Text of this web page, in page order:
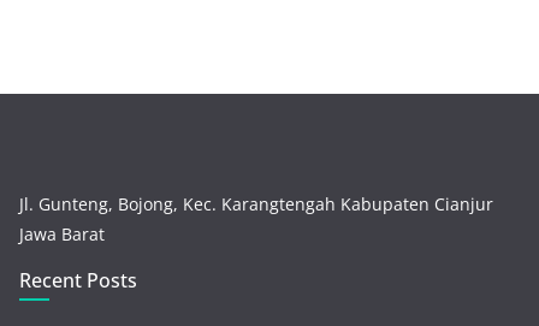
Jl. Gunteng, Bojong, Kec. Karangtengah Kabupaten Cianjur
Jawa Barat
Recent Posts